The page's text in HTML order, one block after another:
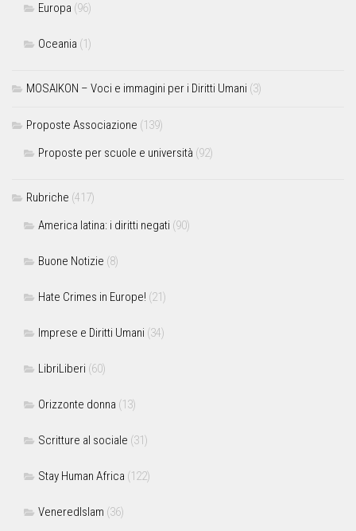
Europa (96)
Oceania (1)
MOSAIKON – Voci e immagini per i Diritti Umani (3)
Proposte Associazione (139)
Proposte per scuole e università (92)
Rubriche (417)
America latina: i diritti negati (90)
Buone Notizie (8)
Hate Crimes in Europe! (21)
Imprese e Diritti Umani (34)
LibriLiberi (60)
Orizzonte donna (13)
Scritture al sociale (31)
Stay Human Africa (122)
VeneredIslam (36)